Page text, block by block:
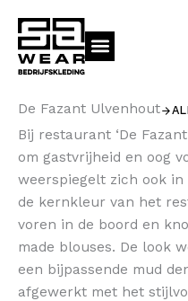
naar
inhoud
De Fazant Ulvenhout
Bij restaurant ‘De
om gastvrijheid en oog
weerspiegelt zich ook
de kernkleur van het
voren in de boord en
made blouses. De look
een bijpassende mud
afgewerkt met het